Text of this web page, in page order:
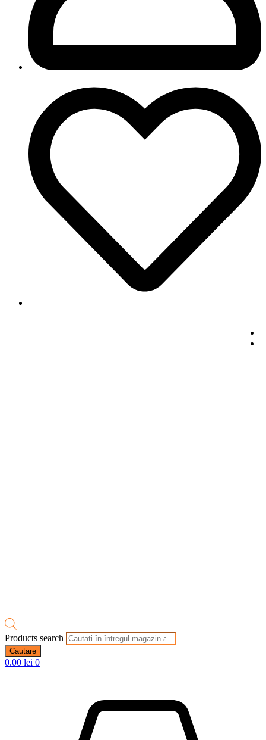
Products search
Cautare
0.00 lei 0